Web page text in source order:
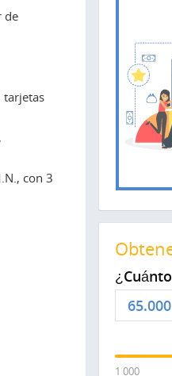
de
tarjetas
con 3
1 000